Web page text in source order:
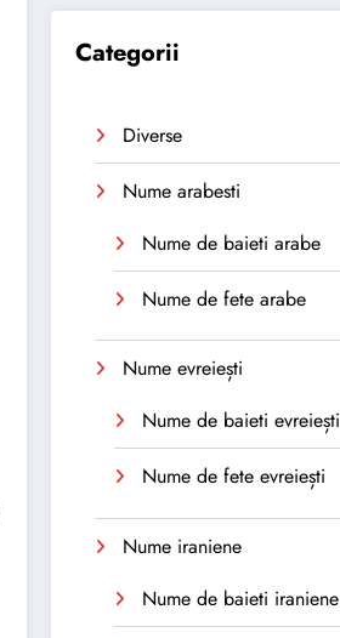
Categorii
Diverse
Nume arabesti
Nume de baieti arabe
Nume de fete arabe
Nume evreiești
Nume de baieti evreiești
Nume de fete evreiești
Nume iraniene
Nume de baieti iraniene